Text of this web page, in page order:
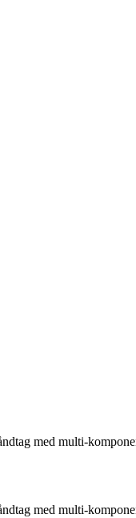
med multi-
med multi-